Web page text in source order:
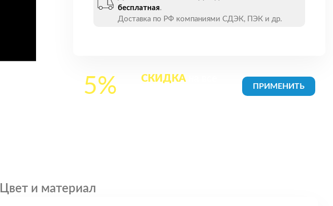
бесплатная.
Доставка по РФ компаниями СДЭК, ПЭК и др.
5% СКИДКА
Цвет и материал